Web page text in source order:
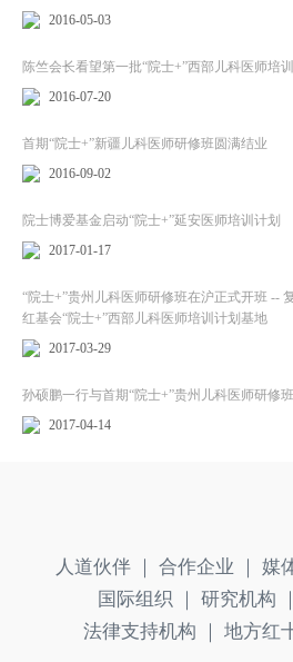
2016-05-03
陈竺会长看望第一批“院士+”西部儿科医师培
2016-07-20
首期“院士+”新疆儿科医师研修班圆满结业
2016-09-02
院士博爱基金启动“院士+”延安医师培训计划
2017-01-17
“院士+”贵州儿科医师研修班在沪正式开班 --
红基会“院士+”西部儿科医师培训计划基地
2017-03-29
孙硕鹏一行与首期“院士+”贵州儿科医师研修
2017-04-14
人道伙伴 ｜ 合作企业 ｜ 媒
国际组织 ｜
研究机构 ｜
法律支持机构 ｜
地方红